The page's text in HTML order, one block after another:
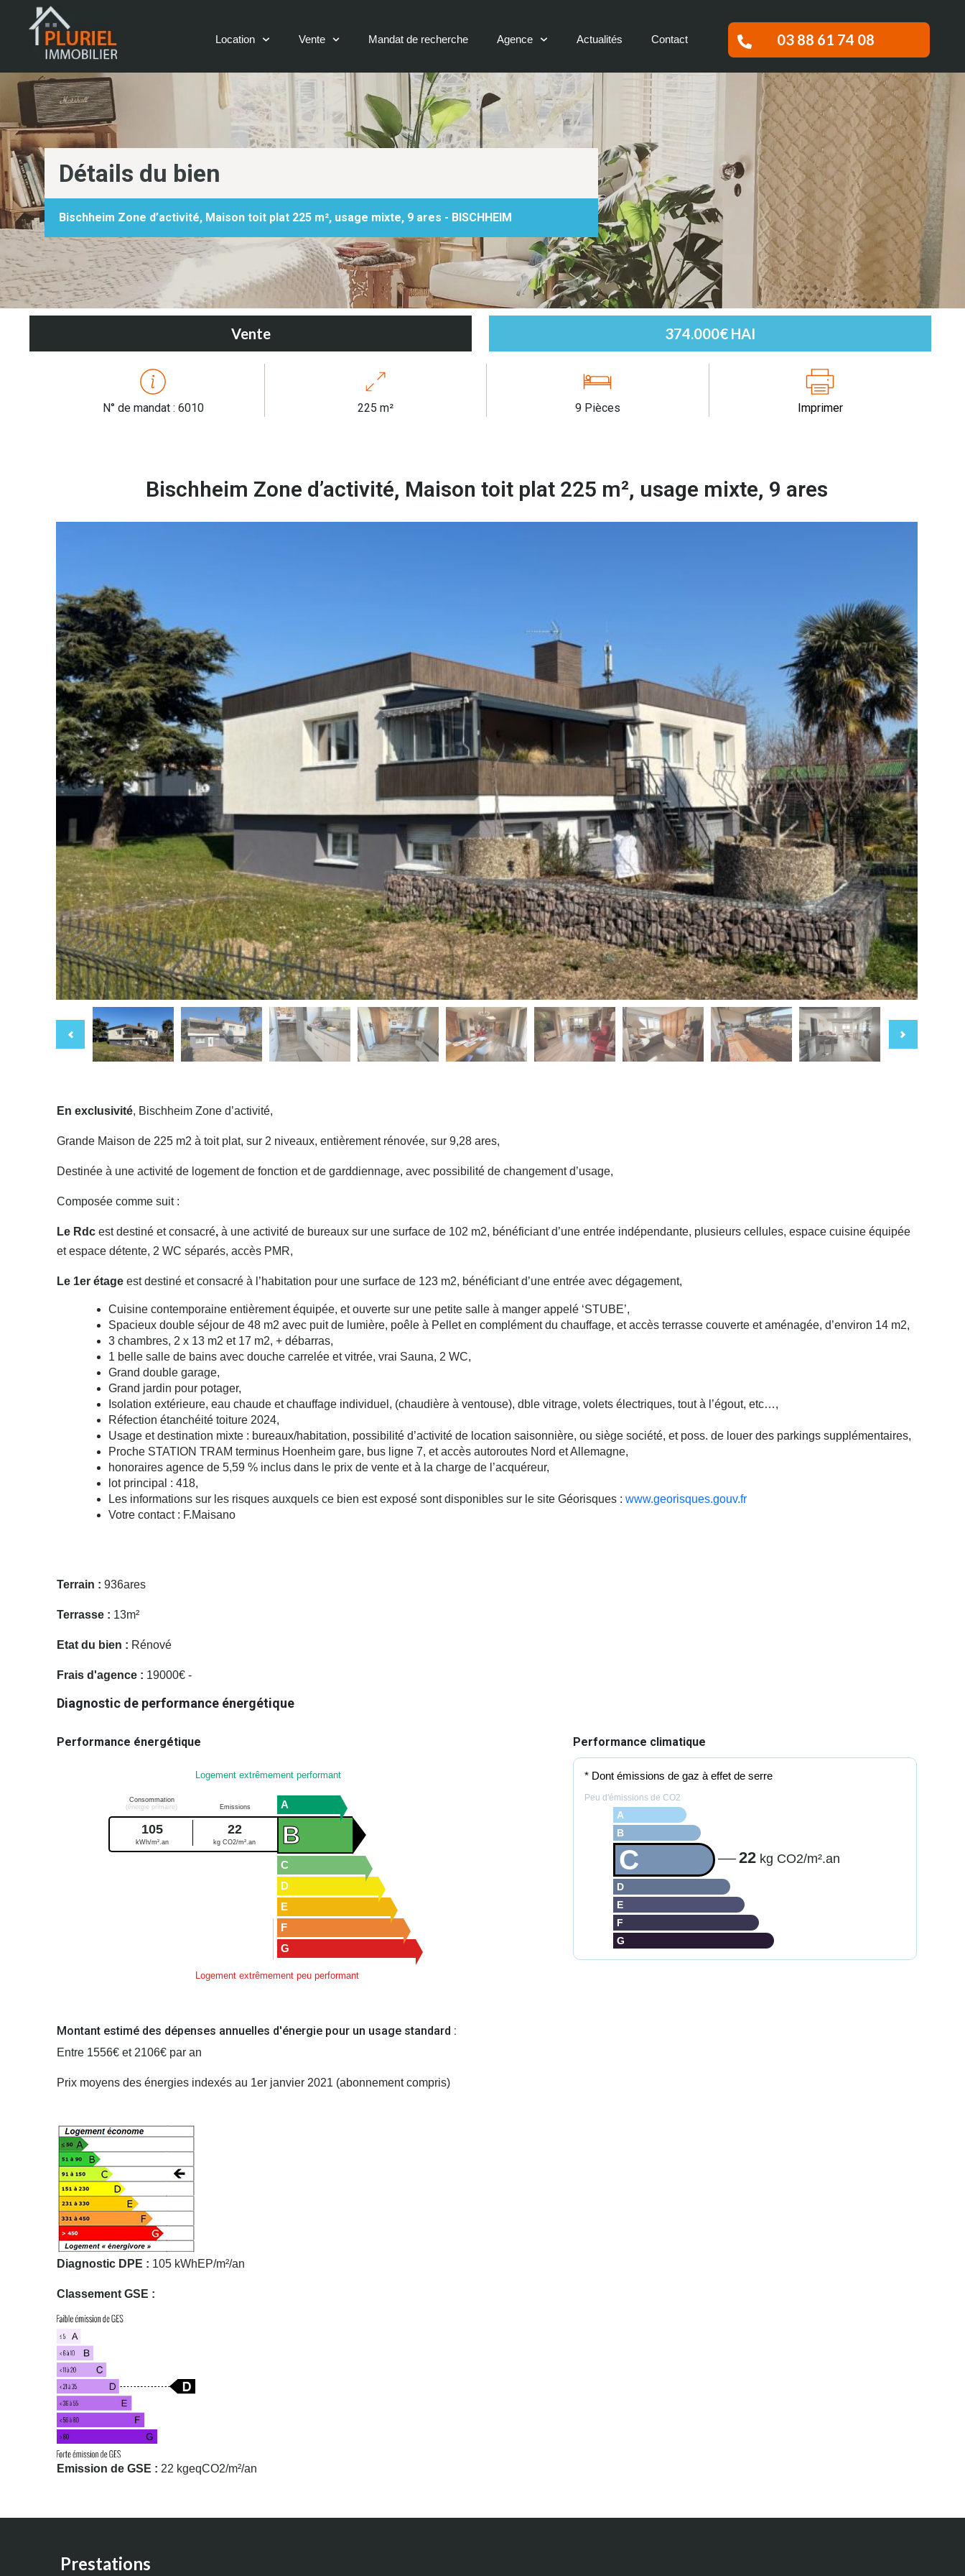
Location Vente Mandat de recherche Agence Actualités Contact 03 88 61 74 08
Détails du bien
Bischheim Zone d’activité, Maison toit plat 225 m², usage mixte, 9 ares - BISCHHEIM
Vente 374.000€ HAI
N° de mandat : 6010 225 m² 9 Pièces Imprimer
Bischheim Zone d’activité, Maison toit plat 225 m², usage mixte, 9 ares
En exclusivité, Bischheim Zone d’activité,
Grande Maison de 225 m2 à toit plat, sur 2 niveaux, entièrement rénovée, sur 9,28 ares,
Destinée à une activité de logement de fonction et de garddiennage, avec possibilité de changement d’usage,
Composée comme suit :
Le Rdc est destiné et consacré, à une activité de bureaux sur une surface de 102 m2, bénéficiant d’une entrée indépendante, plusieurs cellules, espace cuisine équipée
et espace détente, 2 WC séparés, accès PMR,
Le 1er étage est destiné et consacré à l’habitation pour une surface de 123 m2, bénéficiant d’une entrée avec dégagement,
Cuisine contemporaine entièrement équipée, et ouverte sur une petite salle à manger appelé ‘STUBE’,
Spacieux double séjour de 48 m2 avec puit de lumière, poêle à Pellet en complément du chauffage, et accès terrasse couverte et aménagée, d’environ 14 m2,
3 chambres, 2 x 13 m2 et 17 m2, + débarras,
1 belle salle de bains avec douche carrelée et vitrée, vrai Sauna, 2 WC,
Grand double garage,
Grand jardin pour potager,
Isolation extérieure, eau chaude et chauffage individuel, (chaudière à ventouse), dble vitrage, volets électriques, tout à l’égout, etc…,
Réfection étanchéité toiture 2024,
Usage et destination mixte : bureaux/habitation, possibilité d’activité de location saisonnière, ou siège société, et poss. de louer des parkings supplémentaires,
Proche STATION TRAM terminus Hoenheim gare, bus ligne 7, et accès autoroutes Nord et Allemagne,
honoraires agence de 5,59 % inclus dans le prix de vente et à la charge de l’acquéreur,
lot principal : 418,
Les informations sur les risques auxquels ce bien est exposé sont disponibles sur le site Géorisques : www.georisques.gouv.fr
Votre contact : F.Maisano
Terrain : 936ares
Terrasse : 13m²
Etat du bien : Rénové
Frais d'agence : 19000€ -
Diagnostic de performance énergétique
Performance énergétique
Logement extrêmement performant
A
Consommation
(énergie primaire)
Emissions
105
kWh/m².an
22
kg CO2/m².an B
C
D
E
F
G
Logement extrêmement peu performant
Performance climatique
* Dont émissions de gaz à effet de serre
Peu d'émissions de CO2
A
B
C 22 kg CO2/m².an
D
E
F
G
Montant estimé des dépenses annuelles d'énergie pour un usage standard :
Entre 1556€ et 2106€ par an
Prix moyens des énergies indexés au 1er janvier 2021 (abonnement compris)
Diagnostic DPE : 105 kWhEP/m²/an
Classement GSE :
Emission de GSE : 22 kgeqCO2/m²/an
Prestations
Panneau de gestion des cookies